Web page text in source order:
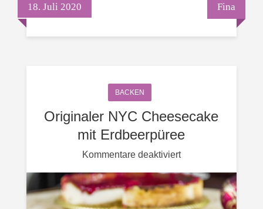
18. Juli 2020 Fina
BACKEN
Originaler NYC Cheesecake
mit Erdbeerpüree
Kommentare deaktiviertfür
Originaler
NYC
Cheesecake